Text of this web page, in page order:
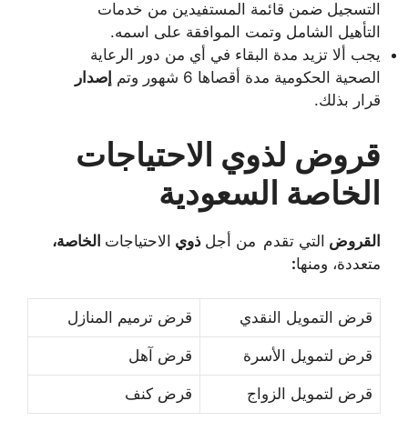
التسجيل ضمن قائمة المستفيدين من خدمات
التأهيل الشامل وتمت الموافقة على اسمه.
يجب ألا تزيد مدة البقاء في أي من دور الرعاية
الصحية الحكومية مدة أقصاها 6 شهور وتم
إصدار
قرار بذلك.
قروض لذوي الاحتياجات
الخاصة السعودية
القروض التي تقدم من أجل ذوي الاحتياجات الخاصة،
متعددة، ومنها:
قرض التمويل النقدي قرض ترميم المنازل
قرض لتمويل الأسرة قرض آهل
قرض لتمويل الزواج قرض كنف